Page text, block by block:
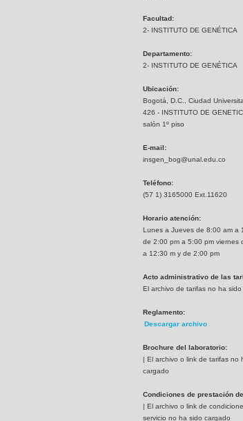
Facultad:
2- INSTITUTO DE GENÉTICA
Departamento:
2- INSTITUTO DE GENÉTICA
Ubicación:
Bogotá, D.C., Ciudad
426 - INSTITUTO DE
salón 1º piso
E-mail:
insgen_bog@unal.edu.co
Teléfono:
(57 1) 3165000 Ext.11620
Horario atención:
Lunes a Jueves de 8:00 am a
de 2:00 pm a 5:00 pm viernes
a 12:30 m y de 2:00 pm
Acto administrativo de las
El archivo de tarifas no ha sido
Reglamento:
Descargar archivo
Brochure del laboratorio:
| El archivo o link de tarifas no
cargado
Condiciones de prestación
| El archivo o link de
servicio no ha sido cargado